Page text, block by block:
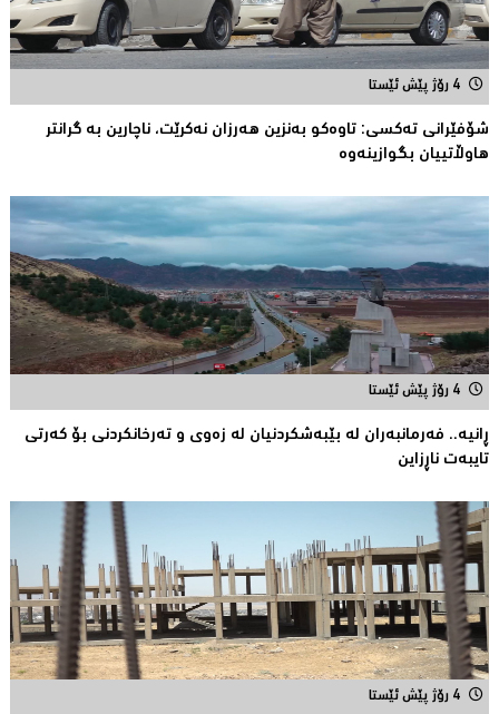
4 رۆژ پێش ئێستا
شۆفێرانى تەکسى: تاوەکو بەنزین هەرزان نەکرێت، ناچارین بە گرانتر
هاوڵاتییان بگوازینەوە
4 رۆژ پێش ئێستا
ڕانیە.. فەرمانبەران لە بێبەشکردنیان لە زەوى و تەرخانکردنى بۆ کەرتى
تایبەت ناڕزاین
4 رۆژ پێش ئێستا